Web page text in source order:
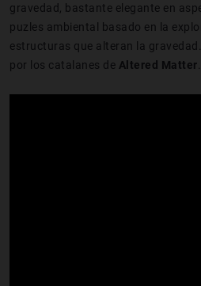
gravedad, bastante elegante en
puzles ambiental basado en la
estructuras que alteran la
por los catalanes de Altered Matter